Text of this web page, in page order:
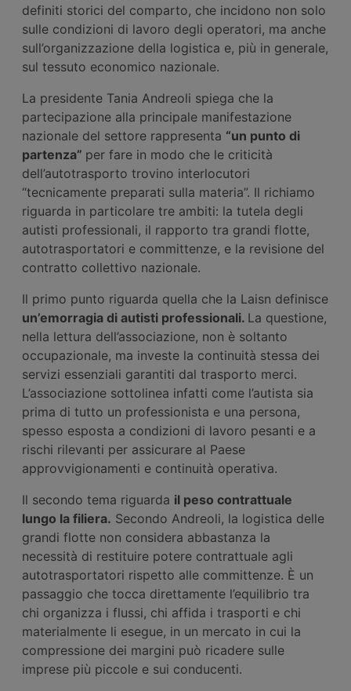
definiti storici del comparto, che incidono non solo
sulle condizioni di lavoro degli operatori, ma anche
sull’organizzazione della logistica e, più in generale,
sul tessuto economico nazionale.
La presidente Tania Andreoli spiega che la
partecipazione alla principale manifestazione
nazionale del settore rappresenta “un punto di
partenza” per fare in modo che le criticità
dell’autotrasporto trovino interlocutori
“tecnicamente preparati sulla materia”. Il richiamo
riguarda in particolare tre ambiti: la tutela degli
autisti professionali, il rapporto tra grandi flotte,
autotrasportatori e committenze, e la revisione del
contratto collettivo nazionale.
Il primo punto riguarda quella che la Laisn definisce
un’emorragia di autisti professionali. La questione,
nella lettura dell’associazione, non è soltanto
occupazionale, ma investe la continuità stessa dei
servizi essenziali garantiti dal trasporto merci.
L’associazione sottolinea infatti come l’autista sia
prima di tutto un professionista e una persona,
spesso esposta a condizioni di lavoro pesanti e a
rischi rilevanti per assicurare al Paese
approvvigionamenti e continuità operativa.
Il secondo tema riguarda il peso contrattuale
lungo la filiera. Secondo Andreoli, la logistica delle
grandi flotte non considera abbastanza la
necessità di restituire potere contrattuale agli
autotrasportatori rispetto alle committenze. È un
passaggio che tocca direttamente l’equilibrio tra
chi organizza i flussi, chi affida i trasporti e chi
materialmente li esegue, in un mercato in cui la
compressione dei margini può ricadere sulle
imprese più piccole e sui conducenti.